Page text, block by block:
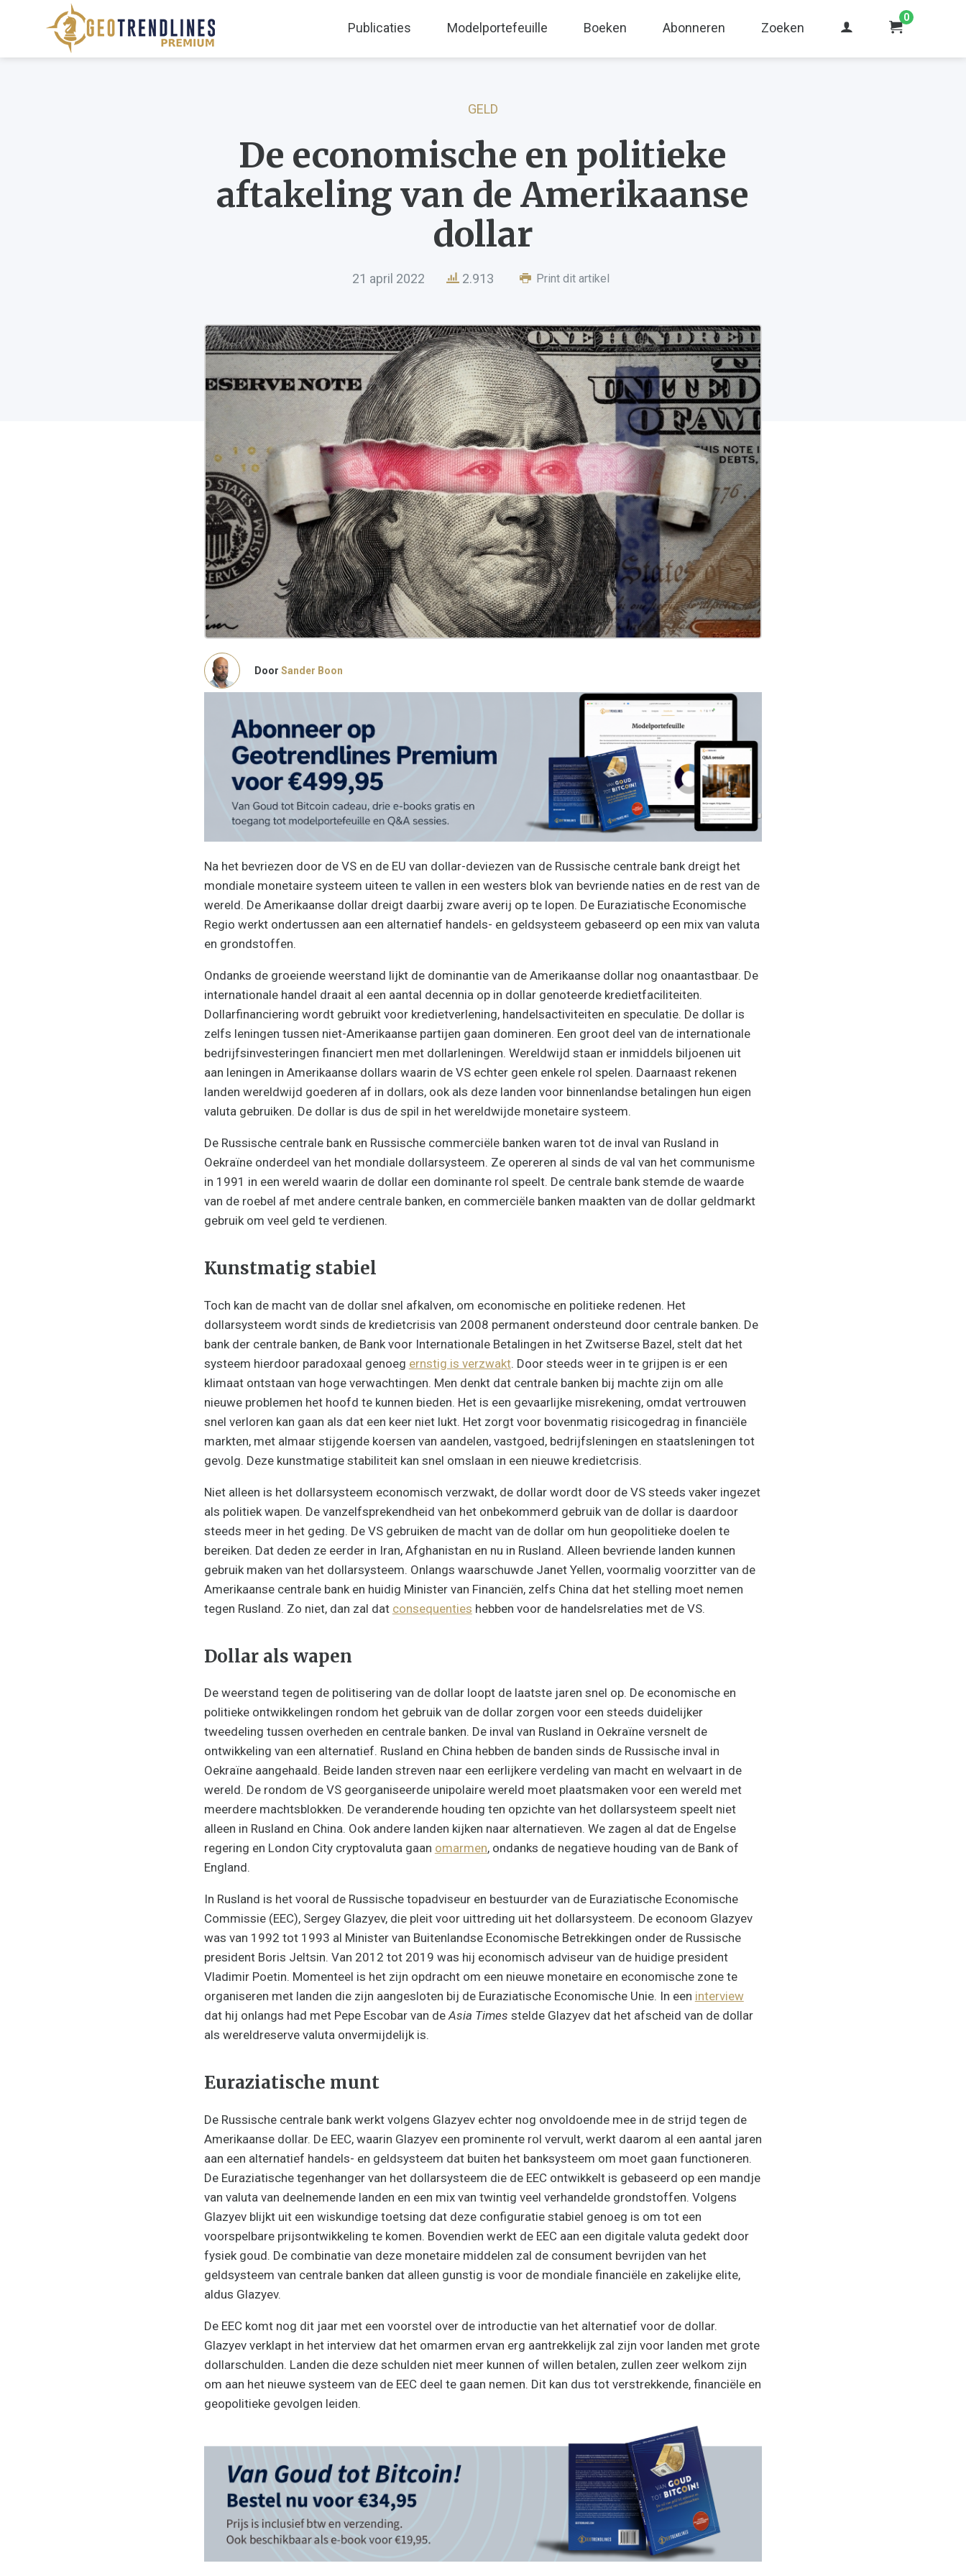
Publicaties Modelportefeuille Boeken Abonneren Zoeken
0
GELD
De economische en politieke
aftakeling van de Amerikaanse
dollar
21 april 2022 2.913 Print dit artikel
Door Sander Boon
Na het bevriezen door de VS en de EU van dollar-deviezen van de Russische centrale bankdreigt het
mondiale monetaire systeem uiteen te vallen in een westers blok van bevriende naties en de rest van de
wereld. De Amerikaanse dollar dreigt daarbij zware averij op te lopen. De Euraziatische Economische
Regio werkt ondertussen aan een alternatief handels- en geldsysteem gebaseerd op een mix van valuta
en grondstoffen.
Ondanks de groeiende weerstand lijkt de dominantie van de Amerikaanse dollar nog onaantastbaar. De
internationale handel draait al een aantal decennia op in dollar genoteerde kredietfaciliteiten.
Dollarfinanciering wordt gebruikt voor kredietverlening, handelsactiviteiten en speculatie. De dollar is
zelfs leningen tussen niet-Amerikaanse partijen gaan domineren. Een groot deel van de internationale
bedrijfsinvesteringen financiert men met dollarleningen. Wereldwijd staan er inmiddels biljoenen uit
aan leningen in Amerikaanse dollars waarin de VS echter geen enkele rol spelen. Daarnaast rekenen
landen wereldwijd goederen af in dollars, ook als deze landen voor binnenlandse betalingen hun eigen
valuta gebruiken. De dollar is dus de spil in het wereldwijde monetaire systeem.
De Russische centrale bank en Russische commerciële banken waren tot de inval van Rusland in
Oekraïne onderdeel van het mondiale dollarsysteem. Ze opereren al sinds de val van het communisme
in 1991 in een wereld waarin de dollar een dominante rol speelt. De centrale bank stemde de waarde
van de roebel af met andere centrale banken, en commerciële banken maakten van de dollar geldmarkt
gebruik om veel geld te verdienen.
Kunstmatig stabiel
Toch kan de macht van de dollar snel afkalven, om economische en politieke redenen. Het
dollarsysteem wordt sinds de kredietcrisis van 2008 permanent ondersteund door centrale banken. De
bank der centrale banken, de Bank voor Internationale Betalingen in het Zwitserse Bazel, stelt dat het
systeem hierdoor paradoxaal genoeg ernstig is verzwakt. Door steeds weer in te grijpen is er een
klimaat ontstaan van hoge verwachtingen. Men denkt dat centrale banken bij machte zijn om alle
nieuwe problemen het hoofd te kunnen bieden. Het is een gevaarlijke misrekening, omdat vertrouwen
snel verloren kan gaan als dat een keer niet lukt. Het zorgt voor bovenmatig risicogedrag in financiële
markten, met almaar stijgende koersen van aandelen, vastgoed, bedrijfsleningen en staatsleningen tot
gevolg. Deze kunstmatige stabiliteit kan snel omslaan in een nieuwe kredietcrisis.
Niet alleen is het dollarsysteem economisch verzwakt, de dollar wordt door de VS steeds vaker ingezet
als politiek wapen. De vanzelfsprekendheid van het onbekommerd gebruik van de dollar is daardoor
steeds meer in het geding. De VS gebruiken de macht van de dollar om hun geopolitieke doelen te
bereiken. Dat deden ze eerder in Iran, Afghanistan en nu in Rusland. Alleen bevriende landen kunnen
gebruik maken van het dollarsysteem. Onlangs waarschuwde Janet Yellen, voormalig voorzitter van de
Amerikaanse centrale bank en huidig Minister van Financiën, zelfs China dat het stelling moet nemen
tegen Rusland. Zo niet, dan zal dat consequenties hebben voor de handelsrelaties met de VS.
Dollar als wapen
De weerstand tegen de politisering van de dollar loopt de laatste jaren snel op. De economische en
politieke ontwikkelingen rondom het gebruik van de dollar zorgen voor een steeds duidelijker
tweedeling tussen overheden en centrale banken. De inval van Rusland in Oekraïne versnelt de
ontwikkeling van een alternatief. Rusland en China hebben de banden sinds de Russische inval in
Oekraïne aangehaald. Beide landen streven naar een eerlijkere verdeling van macht en welvaart in de
wereld. De rondom de VS georganiseerde unipolaire wereld moet plaatsmaken voor een wereld met
meerdere machtsblokken. De veranderende houding ten opzichte van het dollarsysteem speelt niet
alleen in Rusland en China. Ook andere landen kijken naar alternatieven. We zagen al dat de Engelse
regering en London City cryptovaluta gaan omarmen, ondanks de negatieve houding van de Bank of
England.
In Rusland is het vooral de Russische topadviseur en bestuurder van de Euraziatische Economische
Commissie (EEC), Sergey Glazyev, die pleit voor uittreding uit het dollarsysteem. De econoom Glazyev
was van 1992 tot 1993 al Minister van Buitenlandse Economische Betrekkingen onder de Russische
president Boris Jeltsin. Van 2012 tot 2019 was hij economisch adviseur van de huidige president
Vladimir Poetin. Momenteel is het zijn opdracht om een nieuwe monetaire en economische zone te
organiseren met landen die zijn aangesloten bij de Euraziatische Economische Unie. In een interview
dat hij onlangs had met Pepe Escobar van deAsia Times stelde Glazyev dat het afscheid van de dollar
als wereldreserve valuta onvermijdelijk is.
Euraziatische munt
De Russische centrale bank werkt volgens Glazyev echter nog onvoldoende mee in de strijd tegen de
Amerikaanse dollar. De EEC, waarin Glazyev een prominente rol vervult, werkt daarom al een aantal jaren
aan een alternatief handels- en geldsysteem dat buiten het banksysteem om moet gaan functioneren.
De Euraziatische tegenhanger van het dollarsysteem die de EEC ontwikkelt is gebaseerd op een mandje
van valuta van deelnemende landen en een mix van twintig veel verhandelde grondstoffen. Volgens
Glazyev blijkt uit een wiskundige toetsing dat deze configuratie stabiel genoeg is om tot een
voorspelbare prijsontwikkeling te komen. Bovendien werkt de EEC aan een digitale valuta gedekt door
fysiek goud. De combinatie van deze monetaire middelen zal de consument bevrijden van het
geldsysteem van centrale banken dat alleen gunstig is voor de mondiale financiële en zakelijke elite,
aldus Glazyev.
De EEC komt nog dit jaar met een voorstel over de introductie van het alternatief voor de dollar.
Glazyev verklapt in het interview dat het omarmen ervan erg aantrekkelijk zal zijn voor landen met grote
dollarschulden. Landen die deze schulden niet meer kunnen of willen betalen, zullen zeer welkom zijn
om aan het nieuwe systeem van de EEC deel te gaan nemen. Dit kan dus tot verstrekkende, financiële en
geopolitieke gevolgen leiden.